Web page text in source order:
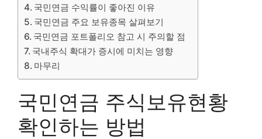
국민연금 수익률이 좋아진 이유
국민연금 주요 보유종목 살펴보기
국민연금 포트폴리오 참고 시 주의할 점
국내주식 확대가 증시에 미치는 영향
마무리
국민연금 주식보유현황
확인하는 방법